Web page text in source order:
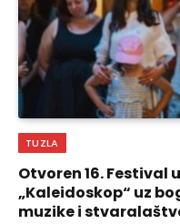
TUZLA
Otvoren 16.
„Kaleidoskop“ uz
muzike i